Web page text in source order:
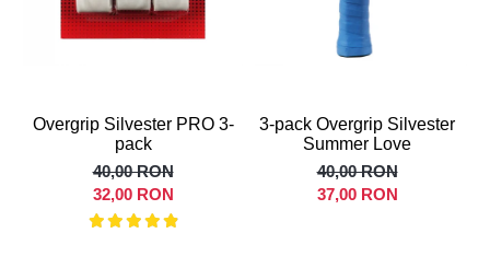
Overgrip Silvester PRO 3-
pack
40,00 RON
32,00 RON
3-pack Overgrip Silvester
Summer Love
40,00 RON
37,00 RON